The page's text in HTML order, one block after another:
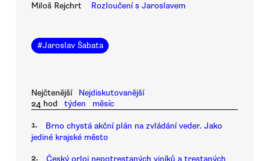
Miloš Rejchrt Rozloučení s Jaroslavem
#Jaroslav Šabata
Nejčtenější
Nejdiskutovanější
24 hod
týden měsíc
1.
Brno chystá akční plán na zvládání veder. Jako
jediné krajské město
2.